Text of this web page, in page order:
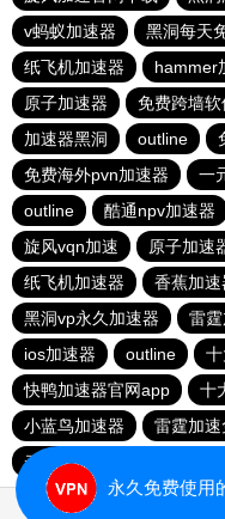
v蚂蚁加速器
黑洞每天
纸飞机加速器
hammer
原子加速器
免费跨墙软
加速器黑洞
outline
免费海外pvn加速器
一
outline
酷通npv加速器
旋风vqn加速
原子加速
纸飞机加速器
香蕉加
黑洞vp永久加速器
雷
ios加速器
outline
快鸭加速器官网app
十
小蓝鸟加速器
雷霆加速
云帆加速器
永久免费使用